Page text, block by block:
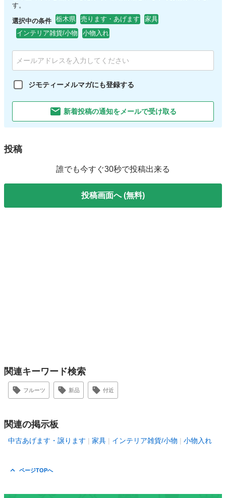
す。
選択中の条件 栃木県 売ります・あげます
家具
インテリア雑貨/小物
小物入れ
ジモティーメルマガにも登録する
新着投稿の通知をメールで受け取る
投稿
誰でも今すぐ30秒で投稿出来る
投稿画面へ (無料)
関連キーワード検索
フルーツ 新品 付近
関連の掲示板
中古あげます・譲ります 家具 インテリア雑貨/小物 小物入れ
ページTOPへ